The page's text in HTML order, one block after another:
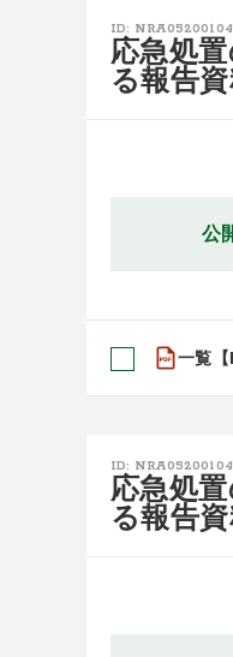
ID:
応急処
る報告
公
一覧【
ID:
応急処
る報告